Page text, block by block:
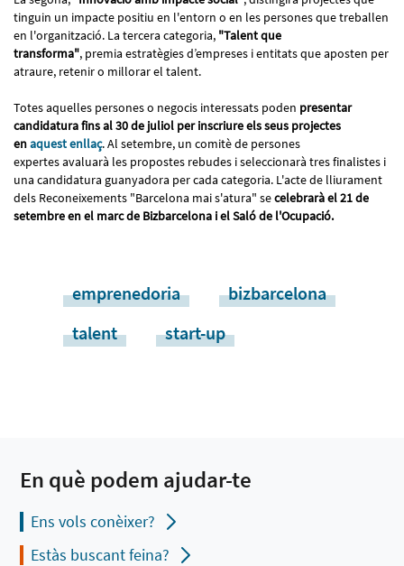
tinguin un impacte positiu en l'entorn o en les persones que treballen
en l'organització. La tercera categoria, "Talent que
transforma", premia estratègies d’empreses i entitats que aposten per
atraure, retenir o millorar el talent.
Totes aquelles persones o negocis interessats poden presentar
candidatura fins al 30 de juliol per inscriure els seus projectes
enaquest enllaç. Al setembre, un comitè de persones
expertes avaluarà les propostes rebudes i seleccionarà tres finalistes i
una candidatura guanyadora per cada categoria. L'acte de lliurament
dels Reconeixements "Barcelona mai s'atura" secelebrarà el 21 de
setembre en el marc de Bizbarcelona i el Saló de l'Ocupació.
emprenedoria
bizbarcelona
talent
start-up
En què podem ajudar-te
Ens vols conèixer?
Estàs buscant feina?